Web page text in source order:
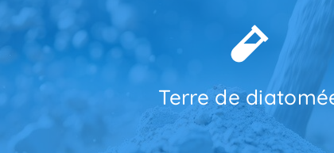
Terre de
sédimentaires organiques, est un puissant anti cafard
En la traversant, les cafards ingèrent une partie et
avec précaution (masque, gants) ou faites appel à un expert